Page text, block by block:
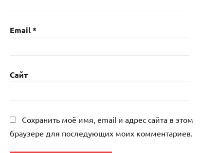
Email*
Сайт
Сохранить моё имя, email и адрес сайта в этом
браузере для последующих моих комментариев.